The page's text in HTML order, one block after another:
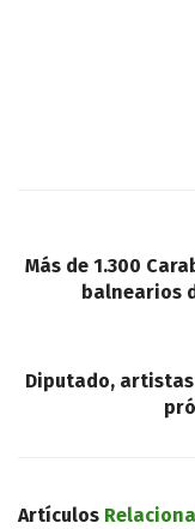
Más de 1.300
balnearios
Diputado,
Artículos